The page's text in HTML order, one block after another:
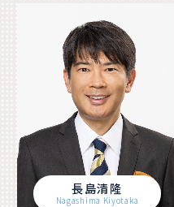
長島清隆
Nagashima Kiyotaka